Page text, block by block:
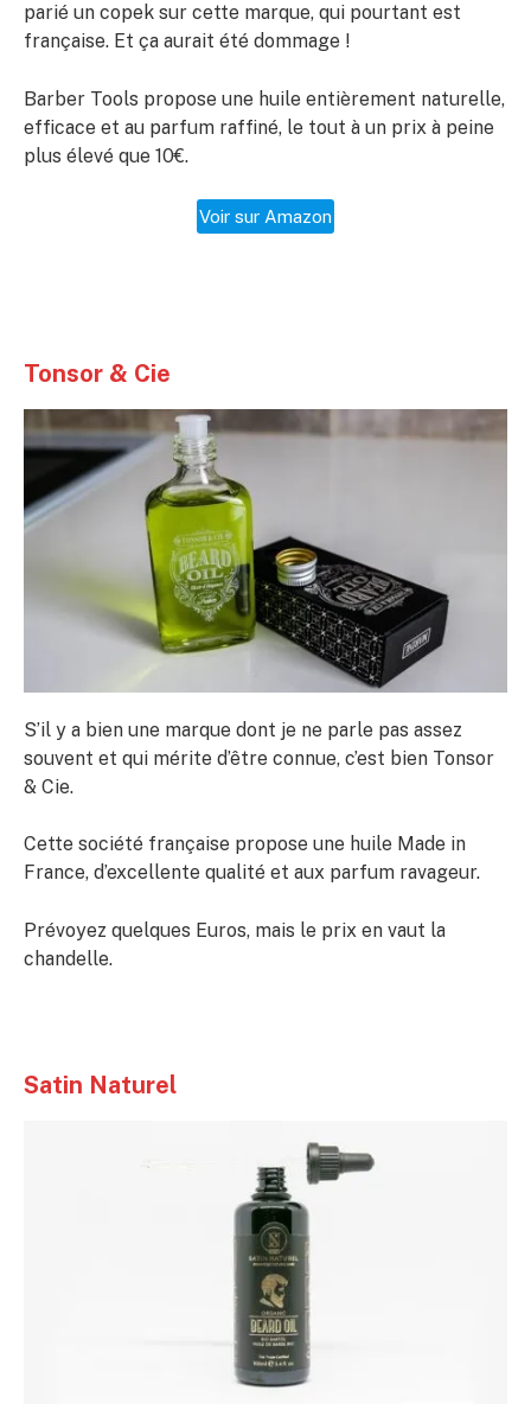
parié un copek sur cette marque, qui pourtant est
française. Et ça aurait été dommage !
Barber Tools propose une huile entièrement naturelle,
efficace et au parfum raffiné, le tout à un prix à peine
plus élevé que 10€.
Voir sur Amazon
Tonsor & Cie
S’il y a bien une marque dont je ne parle pas assez
souvent et qui mérite d’être connue, c’est bien Tonsor
& Cie.
Cette société française propose une huile Made in
France, d’excellente qualité et aux parfum ravageur.
Prévoyez quelques Euros, mais le prix en vaut la
chandelle.
Satin Naturel